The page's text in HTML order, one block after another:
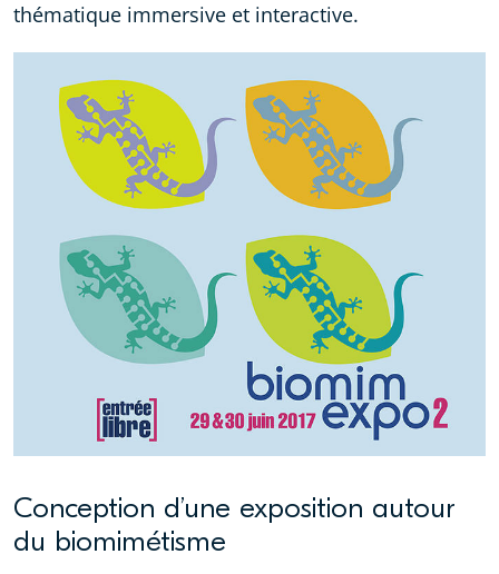
thématique immersive et interactive.
Conception d’une exposition autour
du biomimétisme